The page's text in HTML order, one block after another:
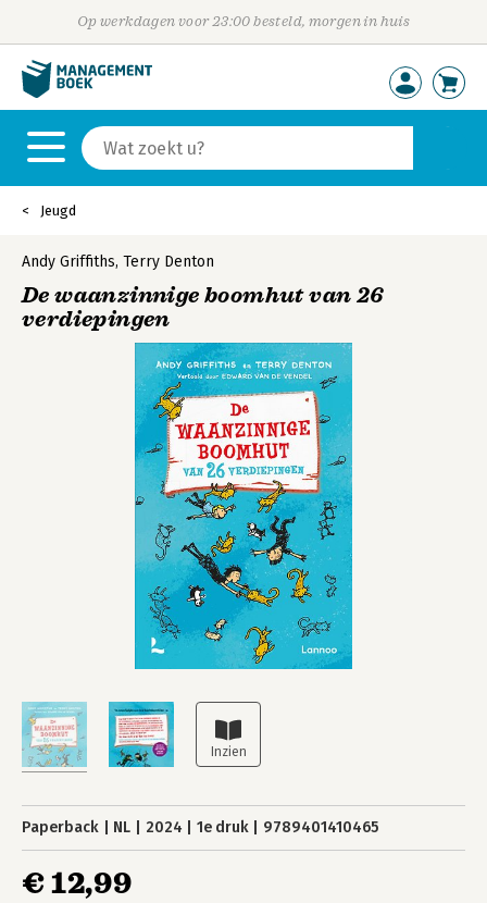
Op werkdagen voor 23:00 besteld, morgen in huis
Jeugd
Andy Griffiths, Terry Denton
De waanzinnige boomhut van 26
verdiepingen
Paperback NL 2024 1e druk 9789401410465
€ 12,99